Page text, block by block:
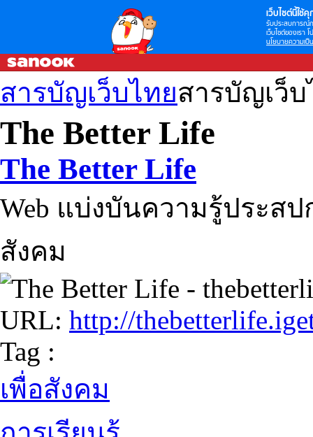
เว็บไซต์นี้ใช้คุ
รับประสบการณ์
เว็บไซต์ของเรา
นโยบายความเป็
สารบัญเว็บไทยสารบัญเว็
The Better Life
The Better Life
Web แบ่งบันความรู้ประส
สังคม
URL: http://
Tag :
เพื่อสังคม